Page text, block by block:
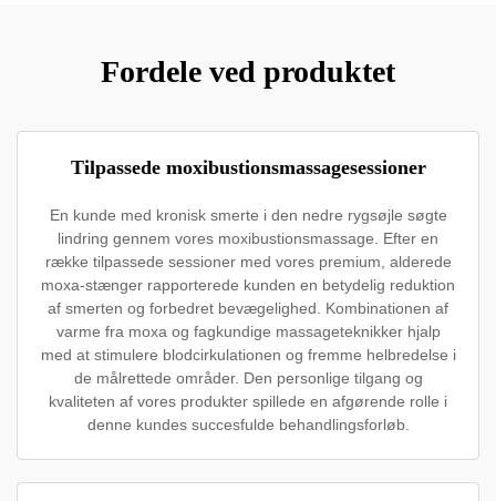
Fordele ved produktet
Tilpassede moxibustionsmassagesessioner
En kunde med kronisk smerte i den nedre rygsøjle søgte
lindring gennem vores moxibustionsmassage. Efter en
række tilpassede sessioner med vores premium, alderede
moxa-stænger rapporterede kunden en betydelig reduktion
af smerten og forbedret bevægelighed. Kombinationen af
varme fra moxa og fagkundige massageteknikker hjalp
med at stimulere blodcirkulationen og fremme helbredelse i
de målrettede områder. Den personlige tilgang og
kvaliteten af vores produkter spillede en afgørende rolle i
denne kundes succesfulde behandlingsforløb.